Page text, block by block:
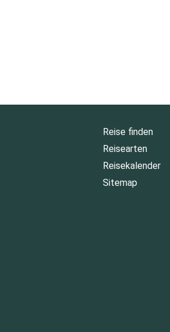
Reise finden
Reisearten
Reisekalender
Sitemap